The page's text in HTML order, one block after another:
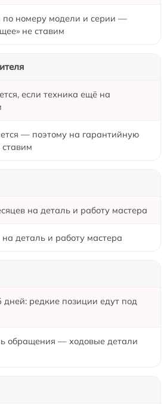
по номеру модели и серии —
не ставим
если техника ещё на
— поэтому на гарантийную
на деталь и работу мастера
деталь и работу мастера
дней: редкие позиции едут под
обращения — ходовые детали